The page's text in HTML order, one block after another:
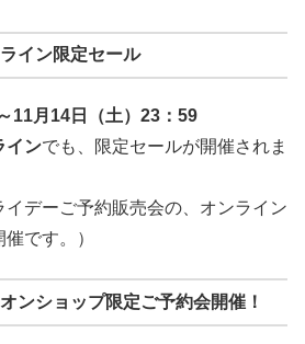
イン限定セール
11月14日（土）23：59
インでも、限定セールが開催されま
イデーご予約販売会の、オンライン
です。）
ンショップ限定ご予約会開催！